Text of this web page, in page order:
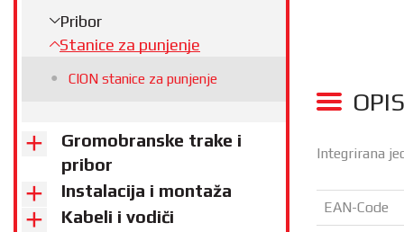
Pribor
Stanice za punjenje
CION stanice za punjenje
Gromobranske trake i
pribor
Instalacija i montaža
Kabeli i vodiči
Integrirana
EAN-Code